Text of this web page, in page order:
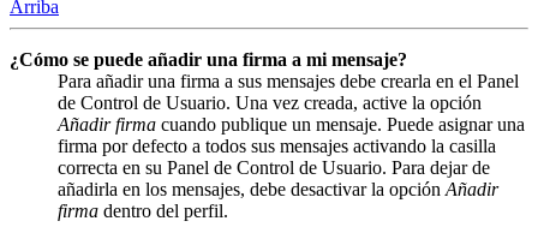
Arriba
¿Cómo se puede añadir una firma a mi mensaje?
Para añadir una firma a sus mensajes debe crearla en el Panel
de Control de Usuario. Una vez creada, active la opción
Añadir firma cuando publique un mensaje. Puede asignar una
firma por defecto a todos sus mensajes activando la casilla
correcta en su Panel de Control de Usuario. Para dejar de
añadirla en los mensajes, debe desactivar la opción Añadir
firma dentro del perfil.